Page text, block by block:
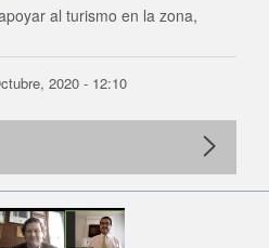
al turismo en la zona,
2020 - 12:10